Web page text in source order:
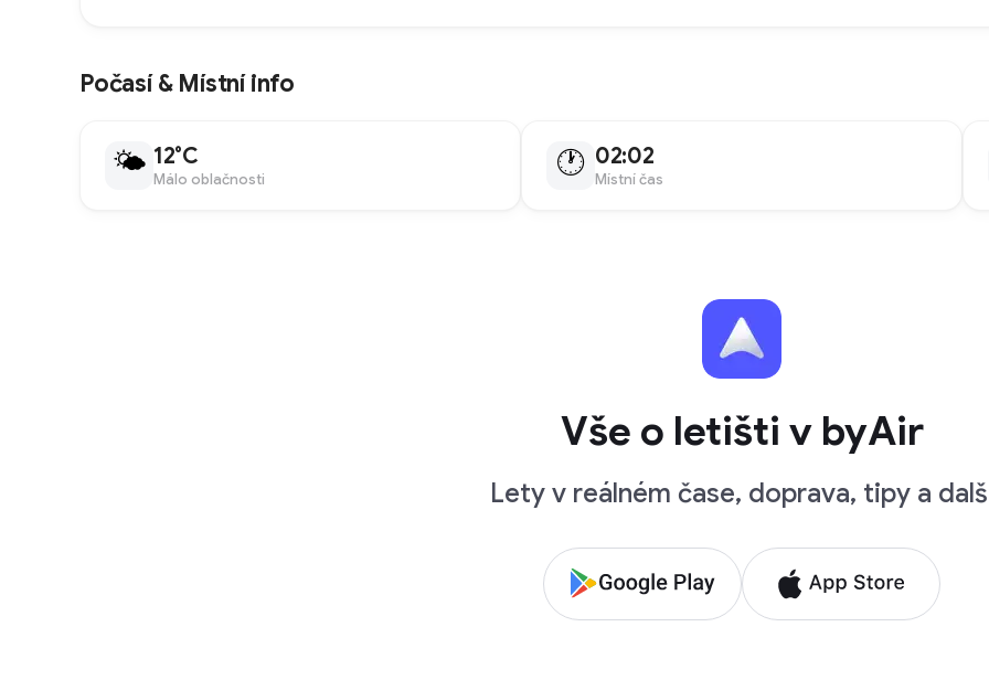
Počasí & Místní info
🌤 12°C
Málo oblačnosti 🕐 02:02
Místní čas
Vše o letišti v byAir
Lety v reálném čase, doprava, tipy a